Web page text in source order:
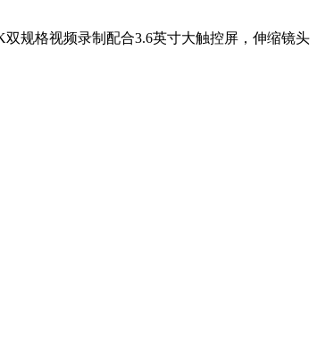
双规格视频录制配合3.6英寸大触控屏，伸缩镜头